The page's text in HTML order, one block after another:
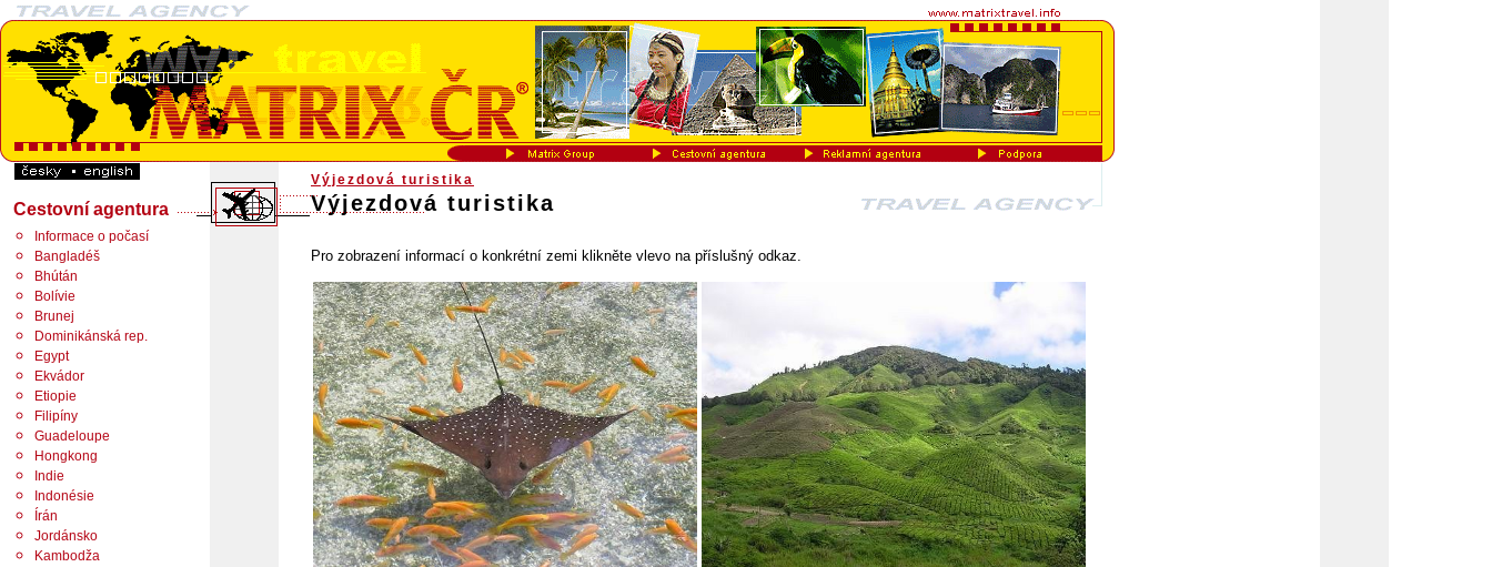
Výjezdová turistika
Výjezdová turistika
Cestovní agentura
Informace o počasí
Bangladéš
Bhútán
Bolívie
Brunej
Dominikánská rep.
Egypt
Ekvádor
Etiopie
Filipíny
Guadeloupe
Hongkong
Indie
Indonésie
Írán
Jordánsko
Kambodža
Pro zobrazení informací o konkrétní zemi klikněte vlevo na příslušný odkaz.